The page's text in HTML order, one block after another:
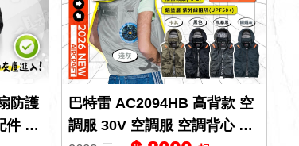
防護
件 5/
巴特雷 AC2094HB 高背款 空
調服 30V 空調服 空調背心 空